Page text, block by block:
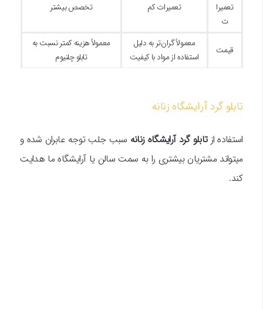
تعمیرا
ت
تعمیرات کم
تخصص بیشتر
قیمت
معمولاً گران‌تر به دلیل
استفاده از مواد با کیفیت
معمولاً هزینه کمتر نسبت به
تابلو چلنیوم
تابلو گرد آرایشگاه زنانه
استفاده ازتابلو گرد آرایشگاه زنانه سبب جلب توجه عابران شده و
میتواند مشتریان بیشتری را به سمت سالن یا آرایشگاه ما هدایت
کند.